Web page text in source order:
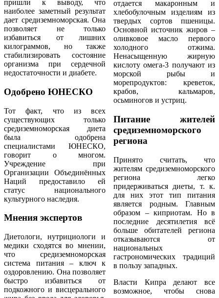
пришли к выводу, что
наиболее заметный результат
дает средиземноморская. Она
позволяет не только
избавиться от лишних
килограммов, но также
стабилизировать состояние
организма при сердечной
недостаточности и диабете.
Одобрено ЮНЕСКО
Тот факт, что из всех
существующих только
средиземноморская диета
была одобрена
специалистами ЮНЕСКО,
говорит о многом.
Учреждение при
Организации Объединённых
Наций предоставило ей
статус национального
культурного наследия.
Мнения экспертов
Диетологи, нутрициологи и
медики сходятся во мнении,
что средиземноморская
система питания – ключ к
оздоровлению. Она позволяет
быстро избавиться от
подкожного и висцерального
отдается макаронным и
хлебобулочным изделиям из
твердых сортов пшеницы.
Основной источник жиров –
оливковое масло первого
холодного отжима.
Ненасыщенную жирную
кислоту омега-3 получают из
морской рыбы и
морепродуктов: креветок,
крабов, кальмаров,
осьминогов и устриц.
Питание жителей
средиземноморского
региона
Принято считать, что
жителям средиземноморского
региона легко
придерживаться диеты, т. к.
для них этот тип питания
является родным. Главным
образом – киприотам. Но в
последние десятилетия всё
больше обитателей региона
отказываются от
национальных
гастрономических традиций
в пользу западных.
Власти Кипра делают все
возможное, чтобы снова